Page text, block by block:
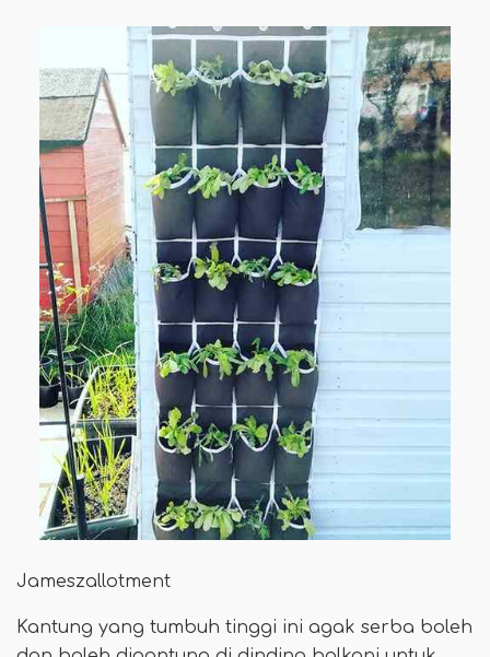
Jameszallotment
Kantung yang tumbuh tinggi ini agak serba boleh